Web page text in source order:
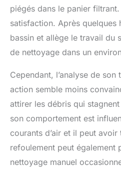
piégés dans le panier
satisfaction. Après quelques
bassin et allège le travail du
de nettoyage dans un
Cependant, l’analyse de
action semble moins
attirer les débris qui
son comportement est
courants d’air et il peut
refoulement peut
nettoyage manuel